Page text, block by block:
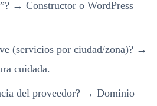
→ Constructor o WordPress
(servicios por ciudad/zona)? →
cuidada.
del proveedor? → Dominio